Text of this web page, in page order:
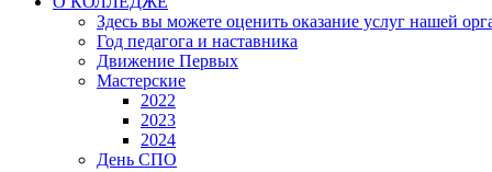
Здесь вы можете оценить оказание услуг нашей
Год педагога и наставника
Движение Первых
Мастерские
2022
2023
2024
День СПО